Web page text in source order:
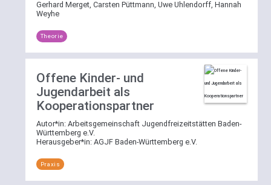
Gerhard Merget, Carsten Püttmann, Uwe Uhlendorff, Hannah
Weyhe
Theorie
Offene Kinder- und
Jugendarbeit als
Kooperationspartner
Autor*in: Arbeitsgemeinschaft Jugendfreizeitstätten Baden-
Württemberg e.V.
Herausgeber*in: AGJF Baden-Württemberg e.V.
Praxis